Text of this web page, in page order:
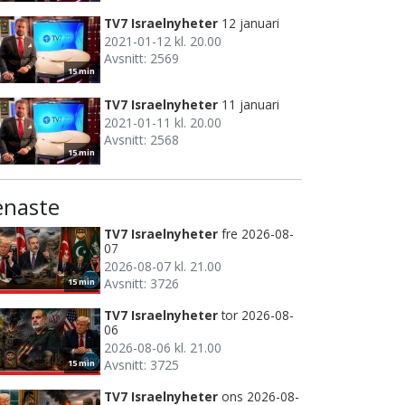
15 min
TV7 Israelnyheter 12 januari
2021-01-12 kl. 20.00
Avsnitt: 2569
15 min
TV7 Israelnyheter 11 januari
2021-01-11 kl. 20.00
Avsnitt: 2568
15 min
TV7 Israelnyheter fre 2026-08-
07
2026-08-07 kl. 21.00
Avsnitt: 3726
15 min
TV7 Israelnyheter tor 2026-08-
06
2026-08-06 kl. 21.00
Avsnitt: 3725
TV7 Israelnyheter ons 2026-08-